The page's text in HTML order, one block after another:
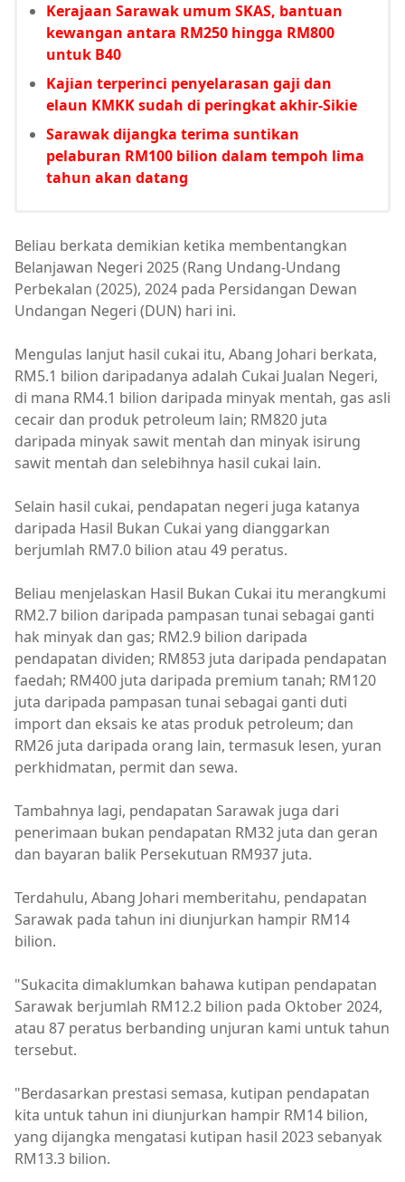
Kerajaan Sarawak umum SKAS, bantuan
kewangan antara RM250 hingga RM800
untuk B40
Kajian terperinci penyelarasan gaji dan
elaun KMKK sudah di peringkat akhir-Sikie
Sarawak dijangka terima suntikan
pelaburan RM100 bilion dalam tempoh lima
tahun akan datang
Beliau berkata demikian ketika membentangkan
Belanjawan Negeri 2025 (Rang Undang-Undang
Perbekalan (2025), 2024 pada Persidangan Dewan
Undangan Negeri (DUN) hari ini.
Mengulas lanjut hasil cukai itu, Abang Johari berkata,
RM5.1 bilion daripadanya adalah Cukai Jualan Negeri,
di mana RM4.1 bilion daripada minyak mentah, gas asli
cecair dan produk petroleum lain; RM820 juta
daripada minyak sawit mentah dan minyak isirung
sawit mentah dan selebihnya hasil cukai lain.
Selain hasil cukai, pendapatan negeri juga katanya
daripada Hasil Bukan Cukai yang dianggarkan
berjumlah RM7.0 bilion atau 49 peratus.
Beliau menjelaskan Hasil Bukan Cukai itu merangkumi
RM2.7 bilion daripada pampasan tunai sebagai ganti
hak minyak dan gas; RM2.9 bilion daripada
pendapatan dividen; RM853 juta daripada pendapatan
faedah; RM400 juta daripada premium tanah; RM120
juta daripada pampasan tunai sebagai ganti duti
import dan eksais ke atas produk petroleum; dan
RM26 juta daripada orang lain, termasuk lesen, yuran
perkhidmatan, permit dan sewa.
Tambahnya lagi, pendapatan Sarawak juga dari
penerimaan bukan pendapatan RM32 juta dan geran
dan bayaran balik Persekutuan RM937 juta.
Terdahulu, Abang Johari memberitahu, pendapatan
Sarawak pada tahun ini diunjurkan hampir RM14
bilion.
"Sukacita dimaklumkan bahawa kutipan pendapatan
Sarawak berjumlah RM12.2 bilion pada Oktober 2024,
atau 87 peratus berbanding unjuran kami untuk tahun
tersebut.
"Berdasarkan prestasi semasa, kutipan pendapatan
kita untuk tahun ini diunjurkan hampir RM14 bilion,
yang dijangka mengatasi kutipan hasil 2023 sebanyak
RM13.3 bilion.